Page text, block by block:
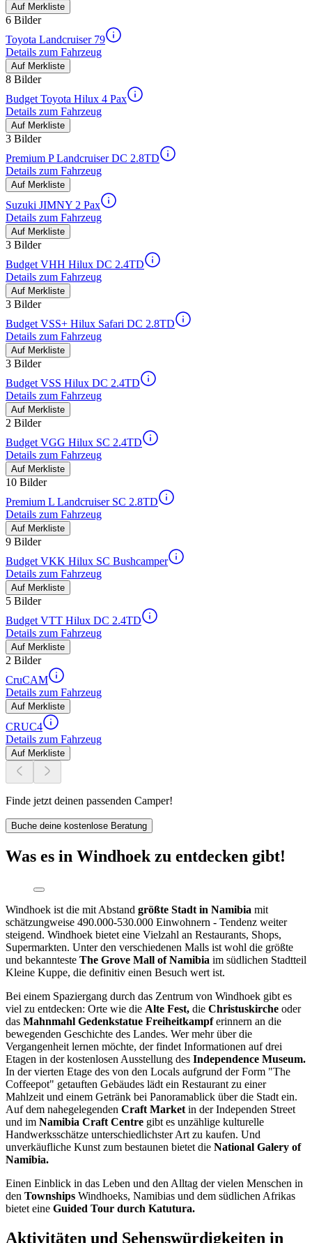
Auf Merkliste
6 Bilder
Toyota Landcruiser 79
Details zum Fahrzeug
Auf Merkliste
8 Bilder
Budget Toyota Hilux 4 Pax
Details zum Fahrzeug
Auf Merkliste
3 Bilder
Premium P Landcruiser DC 2.8TD
Details zum Fahrzeug
Auf Merkliste
Suzuki JIMNY 2 Pax
Details zum Fahrzeug
Auf Merkliste
3 Bilder
Budget VHH Hilux DC 2.4TD
Details zum Fahrzeug
Auf Merkliste
3 Bilder
Budget VSS+ Hilux Safari DC 2.8TD
Details zum Fahrzeug
Auf Merkliste
3 Bilder
Budget VSS Hilux DC 2.4TD
Details zum Fahrzeug
Auf Merkliste
2 Bilder
Budget VGG Hilux SC 2.4TD
Details zum Fahrzeug
Auf Merkliste
10 Bilder
Premium L Landcruiser SC 2.8TD
Details zum Fahrzeug
Auf Merkliste
9 Bilder
Budget VKK Hilux SC Bushcamper
Details zum Fahrzeug
Auf Merkliste
5 Bilder
Budget VTT Hilux DC 2.4TD
Details zum Fahrzeug
Auf Merkliste
2 Bilder
CruCAM
Details zum Fahrzeug
Auf Merkliste
CRUC4
Details zum Fahrzeug
Auf Merkliste
Finde jetzt deinen passenden Camper!
Buche deine kostenlose Beratung
Was es in Windhoek zu entdecken gibt!
Windhoek ist die mit Abstand größte Stadt in Namibia mit
schätzungweise 490.000-530.000 Einwohnern - Tendenz weiter
steigend. Windhoek bietet eine Vielzahl an Restaurants, Shops,
Supermarkten. Unter den verschiedenen Malls ist wohl die größte
und bekannteste The Grove Mall of Namibia im südlichen Stadtteil
Kleine Kuppe, die definitiv einen Besuch wert ist.
Bei einem Spaziergang durch das Zentrum von Windhoek gibt es
viel zu entdecken: Orte wie die Alte Fest, die Christuskirche oder
das Mahnmahl Gedenkstatue Freiheitkampferinnern an die
bewegenden Geschichte des Landes. Wer mehr über die
Vergangenheit lernen möchte, der findet Informationen auf drei
Etagen in der kostenlosen Ausstellung des Independence Museum.
In der vierten Etage des von den Locals aufgrund der Form "The
Coffeepot" getauften Gebäudes lädt ein Restaurant zu einer
Mahlzeit und einem Getränk bei Panoramablick über die Stadt ein.
Auf dem nahegelegenden Craft Market in der Independen Street
und im Namibia Craft Centre gibt es unzählige kulturelle
Handwerksschätze unterschiedlichster Art zu kaufen. Und
unverkäufliche Kunst zum bestaunen bietet die National Galery of
Namibia.
Einen Einblick in das Leben und den Alltag der vielen Menschen in
den Townships Windhoeks, Namibias und dem südlichen Afrikas
bietet eine Guided Tour durch Katutura.
Aktivitäten und Sehenswürdigkeiten in